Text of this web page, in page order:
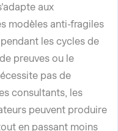
aux
modèles anti-fragiles
les cycles de
preuves ou le
pas de
consultants, les
peuvent produire
en passant moins